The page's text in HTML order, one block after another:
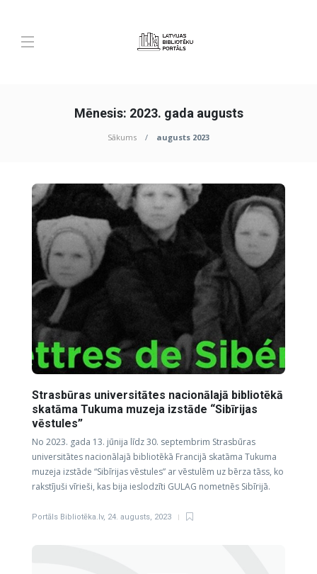
Mēnesis: 2023. gada augusts
Sākums augusts 2023
Strasbūras universitātes nacionālajā bibliotēkā
skatāma Tukuma muzeja izstāde “Sibīrijas
vēstules”
No 2023. gada 13. jūnija līdz 30. septembrim Strasbūras
universitātes nacionālajā bibliotēkā Francijā skatāma Tukuma
muzeja izstāde “Sibīrijas vēstules” ar vēstulēm uz bērza tāss, ko
rakstījuši vīrieši, kas bija ieslodzīti GULAG nometnēs Sibīrijā.
Portāls Bibliotēka.lv, 24. augusts, 2023